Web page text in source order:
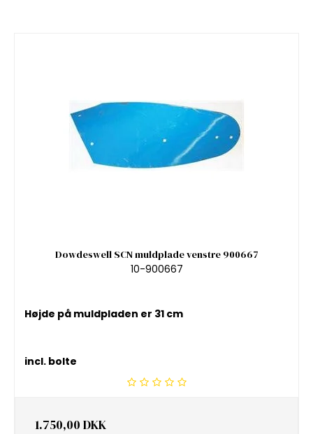
Dowdeswell SCN muldplade venstre 900667
10-900667
Højde på muldpladen er 31 cm
incl. bolte
1.750,00 DKK